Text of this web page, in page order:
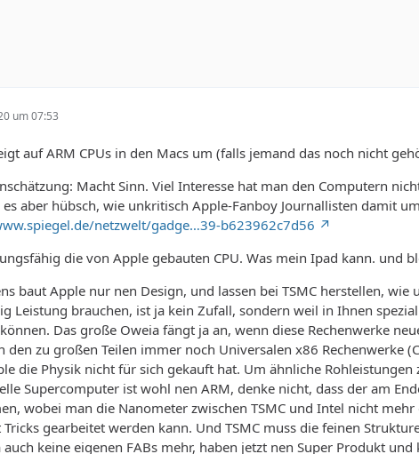
um 07:53
auf ARM CPUs in den Macs um (falls jemand das noch nicht
Macht Sinn. Viel Interesse hat man den Computern
aber hübsch, wie unkritisch Apple-Fanboy Journallisten damit
netzwelt/gadge…39-b623962c7d56
die von Apple gebauten CPU. Was mein Ipad kann. und
baut Apple nur nen Design, und lassen bei TSMC herstellen,
Leistung brauchen, ist ja kein Zufall, sondern weil in Ihnen
Das große Oweia fängt ja an, wenn diese Rechenwerke
den zu großen Teilen immer noch Universalen x86 Rechenwerke
die Physik nicht für sich gekauft hat. Um ähnliche
Supercomputer ist wohl nen ARM, denke nicht, dass der am
wobei man die Nanometer zwischen TSMC und Intel nicht
gearbeitet werden kann. Und TSMC muss die feinen
auch keine eigenen FABs mehr, haben jetzt nen Super Produkt